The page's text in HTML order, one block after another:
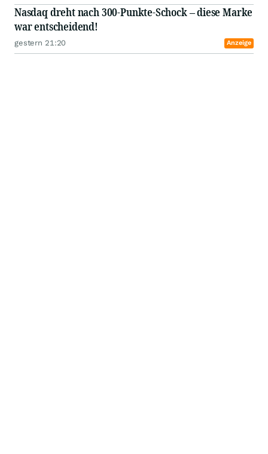
Nasdaq dreht nach 300-Punkte-Schock – diese Marke
war entscheidend!
gestern 21:20 Anzeige